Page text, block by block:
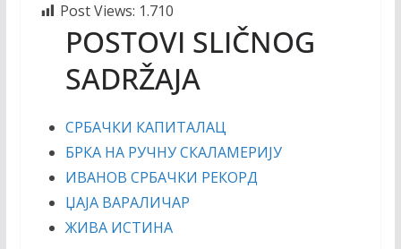
Post Views: 1.710
POSTOVI SLIČNOG
SADRŽAJA
СРБАЧКИ КАПИТАЛАЦ
БРКА НА РУЧНУ СКАЛАМЕРИЈУ
ИВАНОВ СРБАЧКИ РЕКОРД
ЏАЈА ВАРАЛИЧАР
ЖИВА ИСТИНА